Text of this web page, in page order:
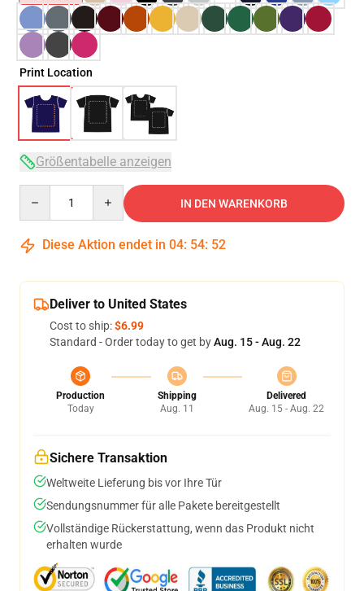
Print Location
Größentabelle anzeigen
IN DEN WARENKORB
Diese Aktion endet in 04: 54: 51
Deliver to United States
Cost to ship:$6.99
Standard - Order today to get byAug. 15 - Aug. 22
Production
Today
Shipping
Aug. 11
Delivered
Aug. 15 - Aug. 22
Sichere Transaktion
Weltweite Lieferung bis vor Ihre Tür
Sendungsnummer für alle Pakete bereitgestellt
Vollständige Rückerstattung, wenn das Produkt nicht
erhalten wurde